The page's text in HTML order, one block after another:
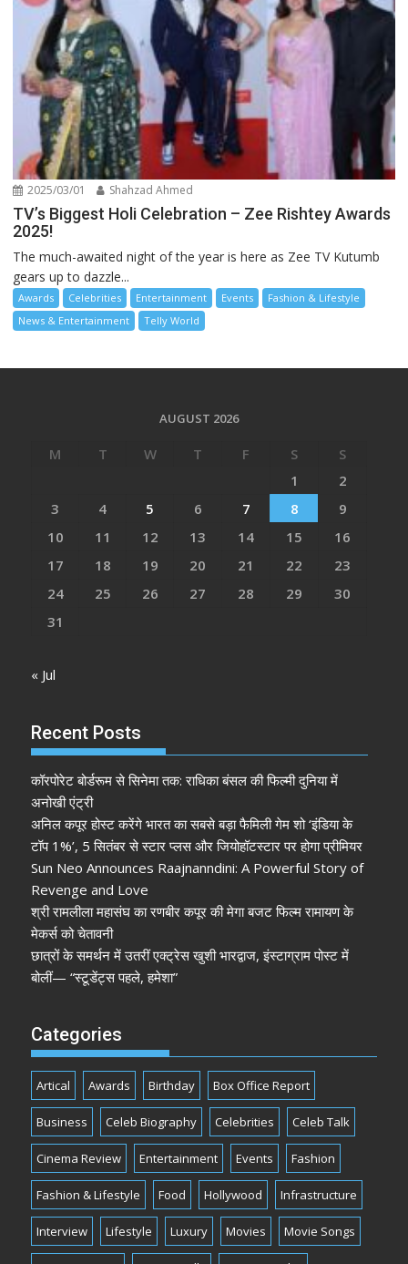
2025/03/01 Shahzad Ahmed
TV’s Biggest Holi Celebration – Zee Rishtey Awards
2025!
The much-awaited night of the year is here as Zee TV Kutumb
gears up to dazzle...
Awards Celebrities Entertainment Events
Fashion & Lifestyle
News & Entertainment
Telly World
AUGUST 2026
M T W T F S
S
1
2
3
4 5 6 7 8
9
10
11 12 13 14 15
16
17
18 19 20 21 22
23
24
25 26 27 28 29
30
31
« Jul
Recent Posts
कॉरपोरेट बोर्डरूम से सिनेमा तक: राधिका बंसल की फिल्मी दुनिया में
अनोखी एंट्री
अनिल कपूर होस्ट करेंगे भारत का सबसे बड़ा फैमिली गेम शो ‘इंडिया के
टॉप 1%’, 5 सितंबर से स्टार प्लस और जियोहॉटस्टार पर होगा प्रीमियर
Sun Neo Announces Raajnanndini: A Powerful Story of
Revenge and Love
श्री रामलीला महासंघ का रणबीर कपूर की मेगा बजट फिल्म रामायण के
मेकर्स को चेतावनी
छात्रों के समर्थन में उतरीं एक्ट्रेस खुशी भारद्वाज, इंस्टाग्राम पोस्ट में
बोलीं— “स्टूडेंट्स पहले, हमेशा”
Categories
Artical Awards Birthday Box Office Report
Business Celeb Biography Celebrities Celeb Talk
Cinema Review Entertainment Events Fashion
Fashion & Lifestyle Food Hollywood Infrastructure
Interview Lifestyle Luxury Movies Movie Songs